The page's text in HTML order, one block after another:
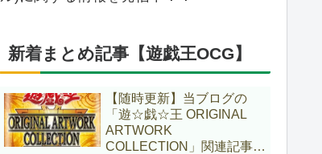
新着まとめ記事【遊戯王OCG】
【随時更新】当ブログの
「遊☆戯☆王 ORIGINAL
ARTWORK
COLLECTION」関連記事や